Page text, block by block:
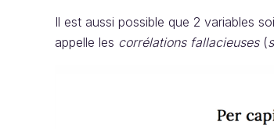
Il est aussi possible que 2 variables
appelle les corrélations fallacieuses(